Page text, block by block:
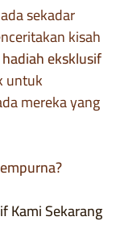
sekadar
kisah
eksklusif
untuk
mereka yang
Kami Sekarang